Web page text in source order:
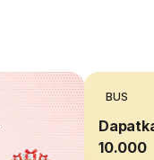
BUS
10.000